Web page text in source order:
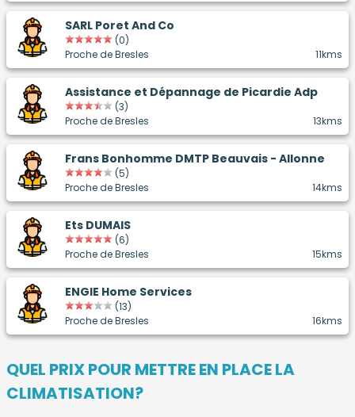
SARL Poret And Co
(0)
Proche de Bresles
11kms
Assistance et Dépannage de Picardie Adp
(3)
Proche de Bresles
13kms
Frans Bonhomme DMTP Beauvais - Allonne
(5)
Proche de Bresles
14kms
Ets DUMAIS
(6)
Proche de Bresles
15kms
ENGIE Home Services
(13)
Proche de Bresles
16kms
QUEL PRIX POUR METTRE EN PLACE LA
CLIMATISATION?